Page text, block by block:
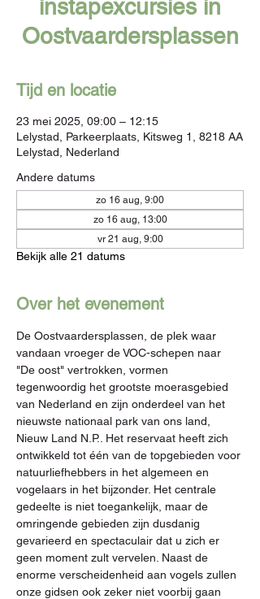
instapexcursies in
Oostvaardersplassen
Tijd en locatie
23 mei 2025, 09:00 – 12:15
Lelystad, Parkeerplaats, Kitsweg 1, 8218 AA
Lelystad, Nederland
Andere datums
zo 16 aug, 9:00
zo 16 aug, 13:00
vr 21 aug, 9:00
Bekijk alle 21 datums
Over het evenement
De Oostvaardersplassen, de plek waar
vandaan vroeger de VOC-schepen naar
"De oost" vertrokken, vormen
tegenwoordig het grootste moerasgebied
van Nederland en zijn onderdeel van het
nieuwste nationaal park van ons land,
Nieuw Land N.P.. Het reservaat heeft zich
ontwikkeld tot één van de topgebieden voor
natuurliefhebbers in het algemeen en
vogelaars in het bijzonder. Het centrale
gedeelte is niet toegankelijk, maar de
omringende gebieden zijn dusdanig
gevarieerd en spectaculair dat u zich er
geen moment zult vervelen. Naast de
enorme verscheidenheid aan vogels zullen
onze gidsen ook zeker niet voorbij gaan